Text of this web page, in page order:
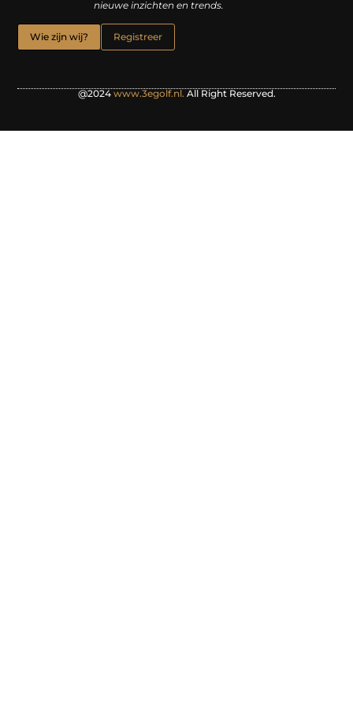
nieuwe inzichten en trends.
Wie zijn wij? Registreer
@2024 www.3egolf.nl. All Right Reserved.